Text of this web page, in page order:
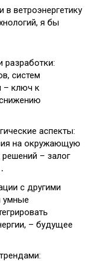
в ветроэнергетику
я бы
разработки:
систем
– ключ к
аспекты:
на окружающую
– залог
с другими
умные
– будущее